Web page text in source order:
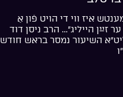
איז ווי די הויט פֿון אַ
זײַן הייליג”… הרב ניסן דוד
השיעור נמסר בראש חודש